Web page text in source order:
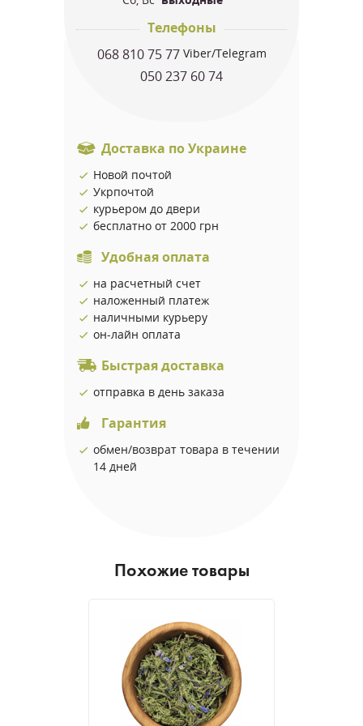
Телефоны
068 810 75 77Viber/Telegram
050 237 60 74
Доставка по Украине
Новой почтой
Укрпочтой
курьером до двери
бесплатно от 2000 грн
Удобная оплата
на расчетный счет
наложенный платеж
наличными курьеру
он-лайн оплата
Быстрая доставка
отправка в день заказа
Гарантия
обмен/возврат товара в течении
14 дней
Похожие товары